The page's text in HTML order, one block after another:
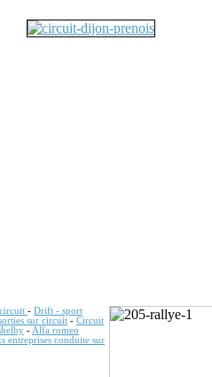
- Drift - sport
sur circuit - Circuit
- Alfa romeo
entreprises conduite sur